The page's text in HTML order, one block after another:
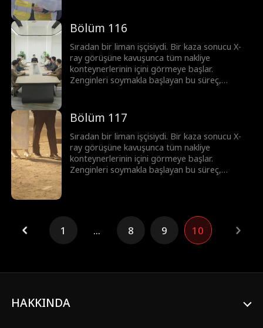
imparatorluğunu adım adım inşa ediyor. Bu
sadece şans değil; üstün görüş yeteneği ve
cesaretle yazılmış, sıfırdan zirveye uzanan bir
başarı öyküsü.
Bölüm 116
Sıradan bir liman işçisiydi. Bir kaza sonucu X-
ray görüşüne kavuşunca tüm nakliye
konteynerlerinin içini görmeye başlar.
Zenginleri soymakla başlayan bu süreç,
imparatorluğunu adım adım inşa ediyor. Bu
sadece şans değil; üstün görüş yeteneği ve
cesaretle yazılmış, sıfırdan zirveye uzanan bir
başarı öyküsü.
Bölüm 117
Sıradan bir liman işçisiydi. Bir kaza sonucu X-
ray görüşüne kavuşunca tüm nakliye
konteynerlerinin içini görmeye başlar.
Zenginleri soymakla başlayan bu süreç,
sadece şans değil; üstün görüş yeteneği ve
cesaretle yazılmış, sıfırdan zirveye uzanan bir
başarı öyküsü.
1 ... 8 9 10
HAKKINDA